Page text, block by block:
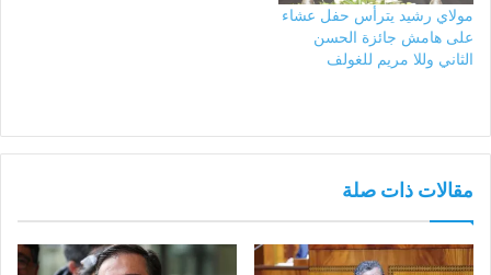
مولاي رشيد يترأس حفل عشاء
على هامش جائزة الحسن
الثاني وللا مريم للغولف
مقالات ذات صلة